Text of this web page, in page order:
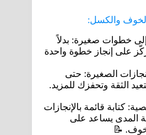
والكسل:
إلى خطوات صغيرة: بدلاً
على إنجاز خطوة واحدة
الصغيرة: حتى
الثقة وتحفزك للمزيد.
كتابة قائمة بالإنجازات
المدى يساعد على
📝